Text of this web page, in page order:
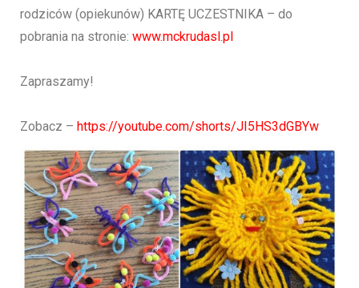
rodziców (opiekunów) KARTĘ UCZESTNIKA – do
pobrania na stronie: www.mckrudasl.pl
Zapraszamy!
Zobacz – https://youtube.com/shorts/JI5HS3dGBYw